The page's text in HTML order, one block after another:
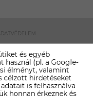
PARTNERT KERESÜNK
– MINDEN
és egyéb
használ (pl. a Google-
élményt, valamint
célzott hirdetéseket
is felhasználva
honnan érkeznek és